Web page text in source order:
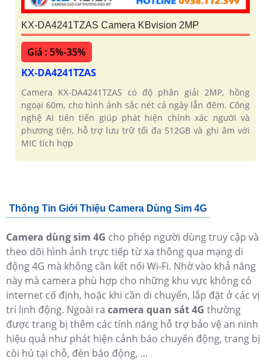
KX-DA4241TZAS Camera KBvision 2MP
Giá : 5%-35%
KX-DA4241TZAS
Camera KX-DA4241TZAS có độ phân giải 2MP, hồng
ngoại 60m, cho hình ảnh sắc nét cả ngày lẫn đêm. Công
nghệ AI tiên tiến giúp phát hiện chính xác người và
phương tiện, hỗ trợ lưu trữ tối đa 512GB và ghi âm với
MIC tích hợp
Thông Tin Giới Thiệu Camera Dùng Sim 4G
Camera dùng sim 4G cho phép người dùng truy cập và
theo dõi hình ảnh trực tiếp từ xa thông qua mạng di
động 4G mà không cần kết nối Wi-Fi. Nhờ vào khả năng
này mà camera phù hợp cho những khu vực không có
internet cố định, hoặc khi cần di chuyển, lắp đặt ở các vị
trí linh động. Ngoài ra camera quan sát 4G thường
được trang bị thêm các tính năng hỗ trợ bảo vệ an ninh
hiệu quả như phát hiện cảnh báo chuyển động, trang bị
còi hú tại chỗ, đèn báo động, ...